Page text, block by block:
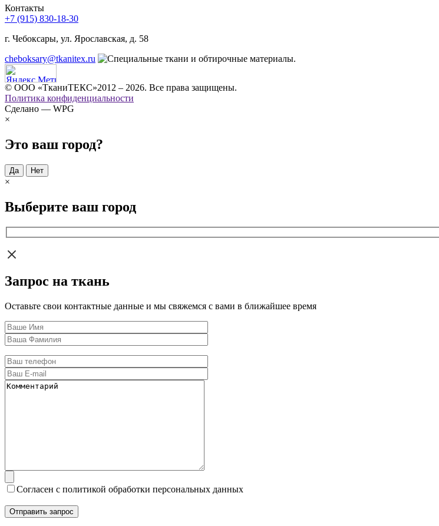
Контакты
+7 (915) 830-18-30
г. Чебоксары, ул. Ярославская, д. 58
cheboksary@tkanitex.ru
© ООО «ТканиТЕКС»2012 – 2026. Все права защищены.
Политика конфиденциальности
Сделано — WPG
×
Это ваш город?
Да Нет
×
Выберите ваш город
Запрос на ткань
Оставьте свои контактные данные и мы свяжемся с вами в ближайшее время
Согласен с политикой обработки персональных данных